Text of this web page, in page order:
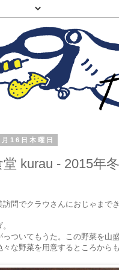
16日木曜日
堂 kurau - 2015年
訪問でクラウさんにおじゃまで
っついてもうた。この野菜を山
々な野菜を用意するところから